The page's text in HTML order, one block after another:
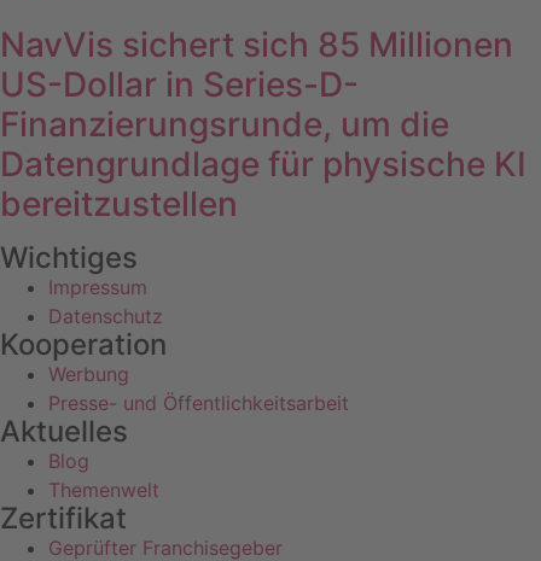
NavVis sichert sich 85 Millionen
US-Dollar in Series-D-
Finanzierungsrunde, um die
Datengrundlage für physische KI
bereitzustellen
Wichtiges
Impressum
Datenschutz
Kooperation
Werbung
Presse- und Öffentlichkeitsarbeit
Aktuelles
Blog
Themenwelt
Zertifikat
Geprüfter Franchisegeber